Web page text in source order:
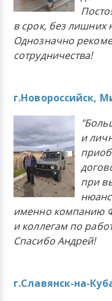
в срок, без лишних
Однозначно
сотрудничества!
г.Новороссийск,
и
при
именно компанию
и коллегам по
Спасибо Андрей!
г.Славянск-на-